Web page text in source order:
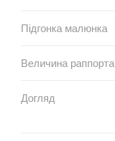
Підгонка малюнка
Величина раппорта
Догляд